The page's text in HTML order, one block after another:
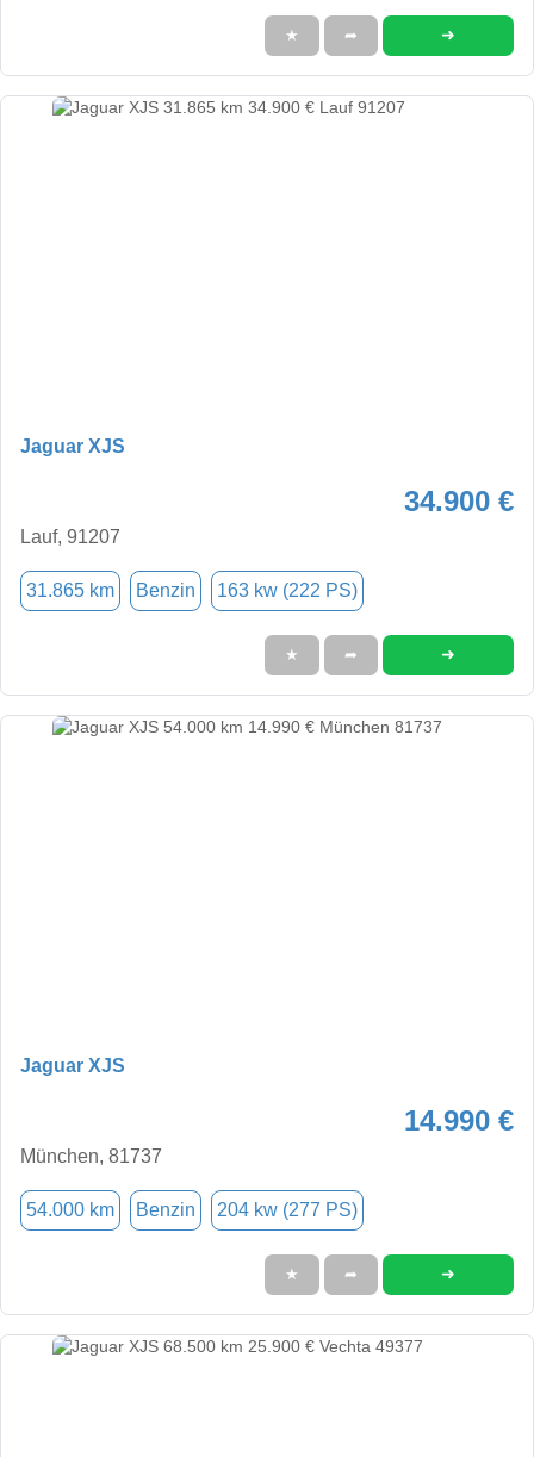
★ ➦ ➜
Jaguar XJS
34.900 €
Lauf, 91207
31.865 km Benzin 163 kw (222 PS)
★ ➦ ➜
Jaguar XJS
14.990 €
München, 81737
54.000 km Benzin 204 kw (277 PS)
★ ➦ ➜